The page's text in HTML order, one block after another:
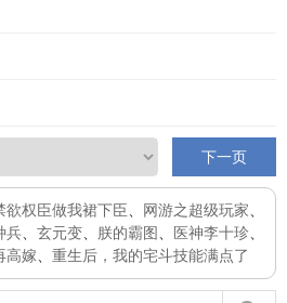
下一页
欲权臣做我裙下臣 网游之超级玩家
兵 玄元变 朕的霸图 医神李十珍
高嫁 重生后，我的宅斗技能满点了